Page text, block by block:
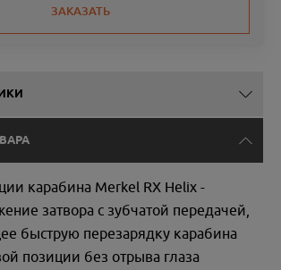
ЗАКАЗАТЬ
карабина Merkel RX Helix -
затвора с зубчатой передачей,
быструю перезарядку карабина
позиции без отрыва глаза